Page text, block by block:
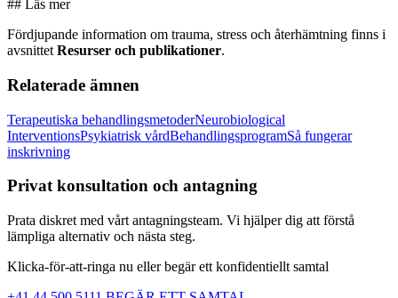
## Läs mer
Fördjupande information om trauma, stress och återhämtning finns i
avsnittet Resurser och publikationer.
Relaterade ämnen
Terapeutiska behandlingsmetoderNeurobiological
InterventionsPsykiatrisk vårdBehandlingsprogramSå fungerar
inskrivning
Privat konsultation och antagning
Prata diskret med vårt antagningsteam. Vi hjälper dig att förstå
lämpliga alternativ och nästa steg.
Klicka-för-att-ringa nu eller begär ett konfidentiellt samtal